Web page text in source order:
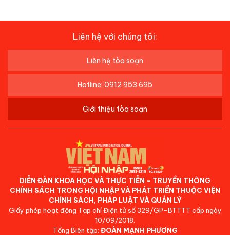
Liên hệ với chúng tôi:
Liên hệ tòa soạn
Hotline: 0912 953 695
Giới thiệu tòa soạn
DIỄN ĐÀN KHOA HỌC VÀ THỰC TIỄN - TRUYỀN THÔNG
CHÍNH SÁCH TRONG HỘI NHẬP VÀ PHÁT TRIỂN THUỘC VIỆN
CHÍNH SÁCH, PHÁP LUẬT VÀ QUẢN LÝ
Giấy phép hoạt động Tạp chí Điện tử số 329/GP-BTTTT cấp ngày
10/09/2018.
Tổng Biên tập: ĐOÀN MẠNH PHƯƠNG